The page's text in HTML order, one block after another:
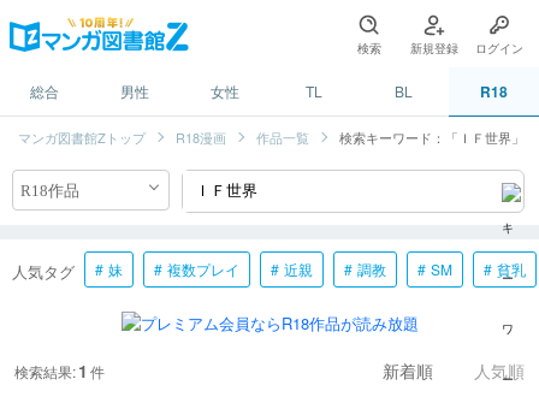
検索 新規登録 ログイン
総合 男性 女性 TL BL R18
マンガ図書館Zトップ R18漫画 作品一覧 検索キーワード：「ＩＦ世界」
人気タグ 妹 複数プレイ 近親 調教 SM 貧乳
検索結果:1 件 新着順 人気順